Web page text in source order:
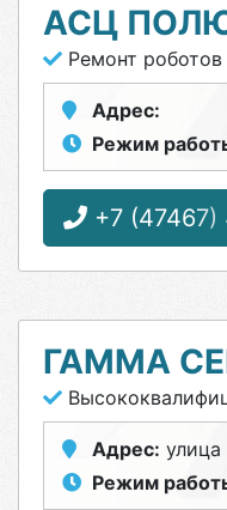
АСЦ
Ремонт
Адрес:
Режим
+7
ГАММА
Адрес:
Режим